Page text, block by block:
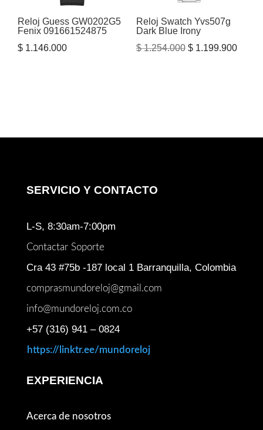
Reloj Guess GW0202G5
Fenix 091661524875
$ 1.146.000
Reloj Swatch Yvs507g
Dark Blue Irony
$1.254.000 El
$1.199.900El
SERVICIO Y CONTACTO
L-S, 8:30am-7:00pm
Contactar Soporte
Cra 43 #75b -187 local 1 Barranquilla, Colombia
comprasmundoreloj@gmail.com
info@mundoreloj.com.co
+57 (316) 941 – 0824
https://linktr.ee/mundoreloj
EXPERIENCIA
Acerca de nosotros